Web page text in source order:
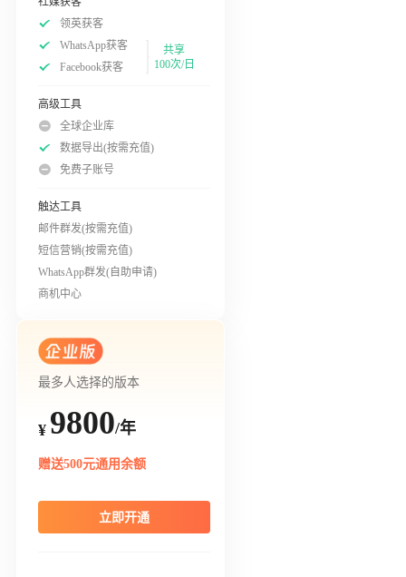
领英获客
WhatsApp获客
Facebook获客
共享
100次/日
高级工具
全球企业库
数据导出(按需充值)
免费子账号
触达工具
邮件群发(按需充值)
短信营销(按需充值)
WhatsApp群发(自助申请)
商机中心
最多人选择的版本
¥ 9800/年
赠送500元通用余额
立即开通